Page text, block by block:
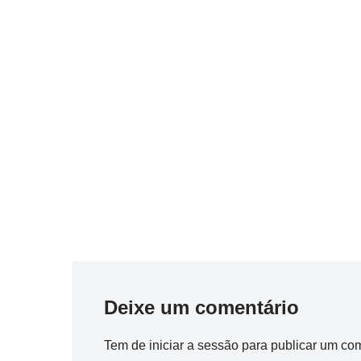
Deixe um comentário
Tem de iniciar a sessão para publicar um